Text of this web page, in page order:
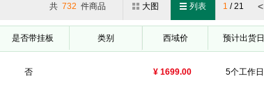
<
1 / 21
大图 列表
共732 件商品
是否带挂板 类别 西域价 预计出货日
否 ¥ 1699.00 5个工作日